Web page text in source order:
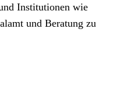
Institutionen wie
und Beratung zu